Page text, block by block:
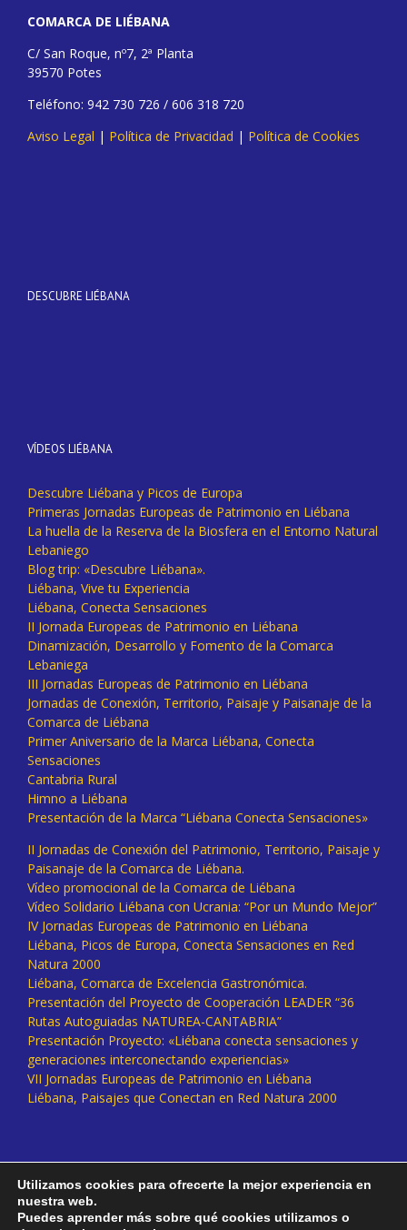
COMARCA DE LIÉBANA
C/ San Roque, nº7, 2ª Planta
39570 Potes
Teléfono: 942 730 726 / 606 318 720
Aviso Legal | Política de Privacidad | Política de Cookies
DESCUBRE LIÉBANA
VÍDEOS LIÉBANA
Descubre Liébana y Picos de Europa
Primeras Jornadas Europeas de Patrimonio en Liébana
La huella de la Reserva de la Biosfera en el Entorno Natural
Lebaniego
Blog trip: «Descubre Liébana».
Liébana, Vive tu Experiencia
Liébana, Conecta Sensaciones
II Jornada Europeas de Patrimonio en Liébana
Dinamización, Desarrollo y Fomento de la Comarca
Lebaniega
III Jornadas Europeas de Patrimonio en Liébana
Jornadas de Conexión, Territorio, Paisaje y Paisanaje de la
Comarca de Liébana
Primer Aniversario de la Marca Liébana, Conecta
Sensaciones
Cantabria Rural
Himno a Liébana
Presentación de la Marca “Liébana Conecta Sensaciones»
II Jornadas de Conexión del Patrimonio, Territorio, Paisaje y
Paisanaje de la Comarca de Liébana.
Vídeo promocional de la Comarca de Liébana
Vídeo Solidario Liébana con Ucrania: “Por un Mundo Mejor”
IV Jornadas Europeas de Patrimonio en Liébana
Liébana, Picos de Europa, Conecta Sensaciones en Red
Natura 2000
Liébana, Comarca de Excelencia Gastronómica.
Presentación del Proyecto de Cooperación LEADER “36
Rutas Autoguiadas NATUREA-CANTABRIA”
Presentación Proyecto: «Liébana conecta sensaciones y
generaciones interconectando experiencias»
VII Jornadas Europeas de Patrimonio en Liébana
Liébana, Paisajes que Conectan en Red Natura 2000
Utilizamos cookies para ofrecerte la mejor experiencia en
nuestra web.
Puedes aprender más sobre qué cookies utilizamos o